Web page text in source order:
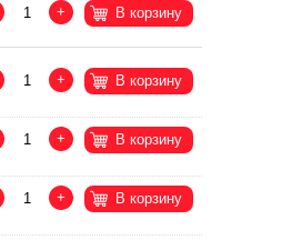
+ В корзину
+ В корзину
+ В корзину
+ В корзину